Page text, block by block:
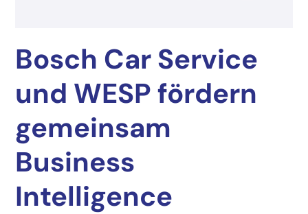
Bosch Car Service
und WESP fördern
gemeinsam
Business
Intelligence